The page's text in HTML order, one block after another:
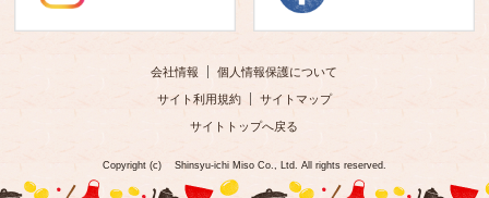
会社情報 個人情報保護について
サイト利用規約 サイトマップ
サイトトップへ戻る
Copyright (c) Shinsyu-ichi Miso Co., Ltd. All rights reserved.